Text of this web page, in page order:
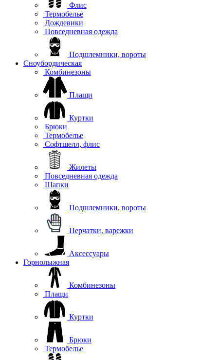
Флис
Термобелье
Дождевики
Повседневная одежда
Подшлемники, вороты
Сноубордическая
Комбинезоны
Плащи
Куртки
Брюки
Термобелье
Софтшелл, флис
Жилеты
Повседневная одежда
Шапки
Подшлемники, вороты
Перчатки, варежки
Аксессуары
Горнолыжная
Комбинезоны
Плащи
Куртки
Брюки
Термобелье